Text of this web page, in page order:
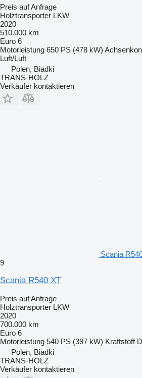
Preis auf Anfrage
Holztransporter LKW
2020
510.000 km
Euro 6
Motorleistung 650 PS (478 kW)
Luft/Luft
Polen, Biadki
TRANS-HOLZ
Verkäufer kontaktieren
Scania
9
Scania R540 XT
Preis auf Anfrage
Holztransporter LKW
2020
700.000 km
Euro 6
Motorleistung 540 PS (397 kW) Kraftstoff
Polen, Biadki
TRANS-HOLZ
Verkäufer kontaktieren